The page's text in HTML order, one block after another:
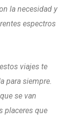
la necesidad y
espectros
viajes te
para siempre.
se van
placeres que